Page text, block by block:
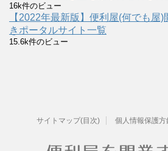
16k件のビュー
【2022年最新版】便利屋(何でも屋
きポータルサイト一覧
15.6k件のビュー
サイトマップ(目次) 個人情報保護方